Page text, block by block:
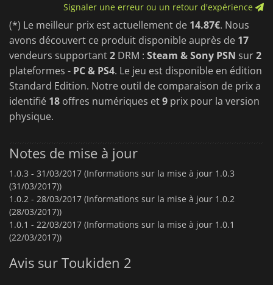
Signaler une erreur ou un retour d'expérience
(*) Le meilleur prix est actuellement de 14.87€. Nous
avons découvert ce produit disponible auprès de 17
vendeurs supportant2 DRM : Steam & Sony PSN sur2
plateformes - PC & PS4. Le jeu est disponible en édition
Standard Edition. Notre outil de comparaison de prix a
identifié 18 offres numériques et9 prix pour la version
physique.
Notes de mise à jour
1.0.3 - 31/03/2017 (Informations sur la mise à jour 1.0.3
(31/03/2017))
1.0.2 - 28/03/2017 (Informations sur la mise à jour 1.0.2
(28/03/2017))
1.0.1 - 22/03/2017 (Informations sur la mise à jour 1.0.1
(22/03/2017))
Avis sur Toukiden 2